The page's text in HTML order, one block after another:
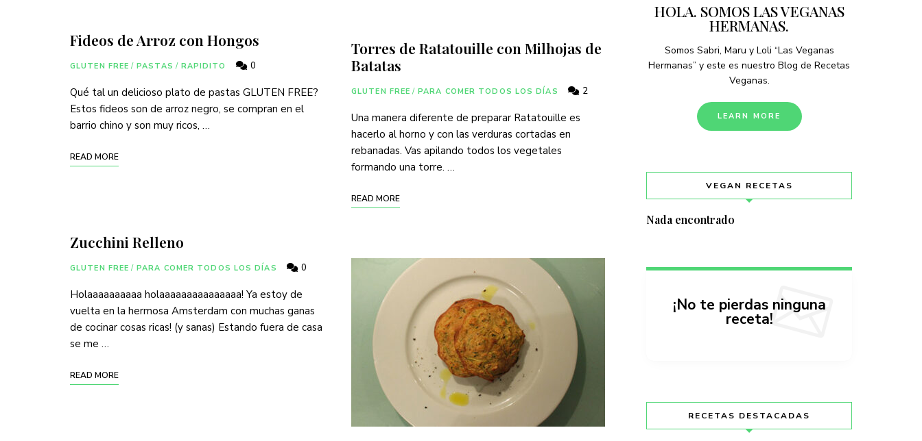
Fideos de Arroz con Hongos
GLUTEN FREE / PASTAS / RAPIDITO 0
Qué tal un delicioso plato de pastas GLUTEN FREE?
Estos fideos son de arroz negro, se compran en el
barrio chino y son muy ricos, …
READ MORE
Zucchini Relleno
GLUTEN FREE / PARA COMER TODOS LOS DÍAS 0
Holaaaaaaaaaa holaaaaaaaaaaaaaaa! Ya estoy de
vuelta en la hermosa Amsterdam con muchas ganas
de cocinar cosas ricas! (y sanas) Estando fuera de casa
se me …
READ MORE
Torres de Ratatouille con Milhojas de
Batatas
GLUTEN FREE / PARA COMER TODOS LOS DÍAS 2
Una manera diferente de preparar Ratatouille es
hacerlo al horno y con las verduras cortadas en
rebanadas. Vas apilando todos los vegetales
formando una torre. …
READ MORE
HOLA. SOMOS LAS VEGANAS
HERMANAS.
Somos Sabri, Maru y Loli “Las Veganas
Hermanas” y este es nuestro Blog de Recetas
Veganas.
LEARN MORE
VEGAN RECETAS
Nada encontrado
¡No te pierdas ninguna
receta!
RECETAS DESTACADAS